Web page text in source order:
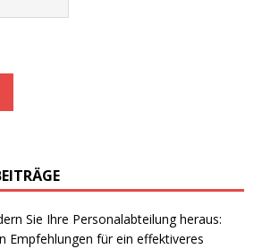
Sie Ihre Personalabteilung heraus:
Empfehlungen für ein effektiveres